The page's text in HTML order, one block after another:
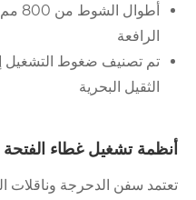
الرافعة
الثقيل البحرية
أنظمة تشغيل غطاء الفتحة
تعتمد سفن الدحرجة وناقلات